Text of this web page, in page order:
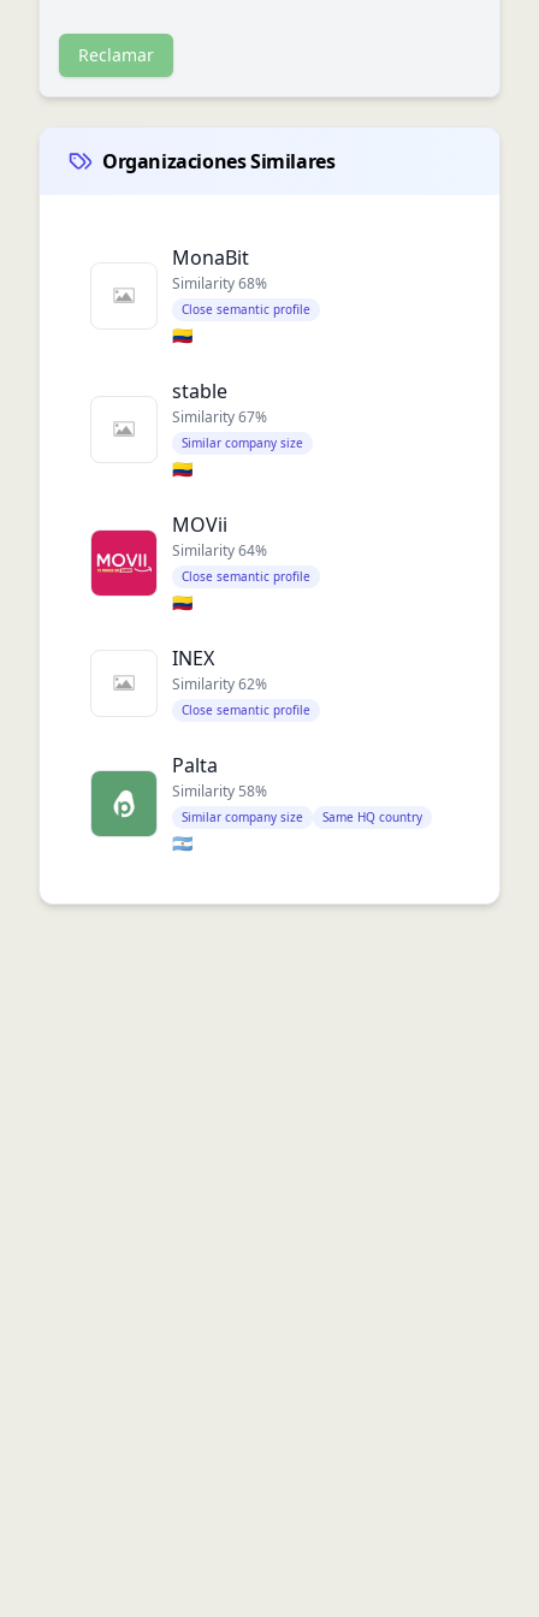
Reclamar
Organizaciones Similares
MonaBit
Similarity68%
Close semantic profile
🇨🇴
stable
Similarity67%
Similar company size
🇨🇴
MOVii
Similarity64%
Close semantic profile
🇨🇴
INEX
Similarity62%
Close semantic profile
Palta
Similarity 58%
Similar company size Same HQ country
🇦🇷